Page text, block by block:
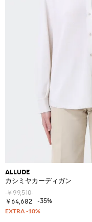
ALLUDE
カシミヤカーディガン
￥99,510
￥64,682
-35%